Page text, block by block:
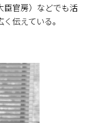
臣官房）などでも活
伝えている。